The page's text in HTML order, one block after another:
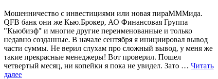
Мошенничество с инвестициями или новая пираМММида.
QFB банк они же Кью.Брокер, АО Финансовая Группа
"Кьюбиэф" и многие другие переименованные и только
недавно созданные. В начале сентября я инициировал вывод
части суммы. Не верил слухам про сложный вывод, у меня же
такие прекрасные менеджеры! Вот проверил. Пошел
четвертый месяц, ни копейки я пока не увидел. Зато … Читать
далее